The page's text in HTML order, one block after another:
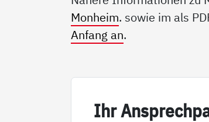
Monheim. sowie im als
Anfang an.
Ihr